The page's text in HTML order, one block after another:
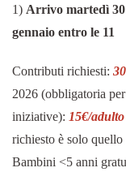
1) Arrivo martedì 30
gennaio entro le 11
Contributi richiesti:
2026 (obbligatoria
iniziative): 15€/adulto
richiesto è solo quello
Bambini <5 anni